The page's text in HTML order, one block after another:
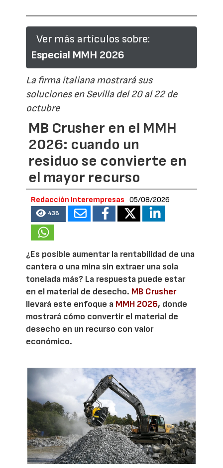
Ver más artículos sobre:
Especial MMH 2026
La firma italiana mostrará sus
soluciones en Sevilla del 20 al 22 de
octubre
MB Crusher en el MMH
2026: cuando un
residuo se convierte en
el mayor recurso
Redacción Interempresas 05/08/2026
438
¿Es posible aumentar la rentabilidad de una
cantera o una mina sin extraer una sola
tonelada más? La respuesta puede estar
en el material de desecho. MB Crusher
llevará este enfoque a MMH 2026, donde
mostrará cómo convertir el material de
desecho en un recurso con valor
económico.